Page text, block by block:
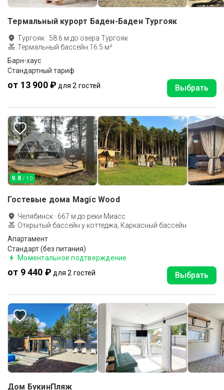
Термальный курорт Баден-Баден Тургояк
Тургояк · 58.6 м до озера Тургояк
Термальный бассейн 16.5 м²
Барн-хаус
Стандартный тариф
от 13 900 ₽ для 2 гостей Выбрать
9.8 / 10
Гостевые дома Magic Wood
Челябинск · 667 м до реки Миасс
Открытый бассейн у коттеджа, Каркасный бассейн
Апартамент
Стандарт (без питания)
Моментальное подтверждение
от 9 440 ₽ для 2 гостей Выбрать
Дом БукинПляж